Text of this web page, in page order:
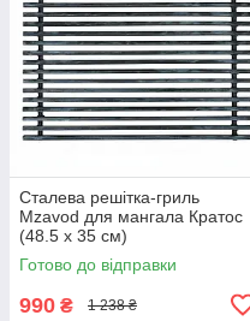
Сталева решітка-гриль
Mzavod для мангала Кратос
(48.5 х 35 см)
Готово до відправки
990 ₴ 1 238 ₴